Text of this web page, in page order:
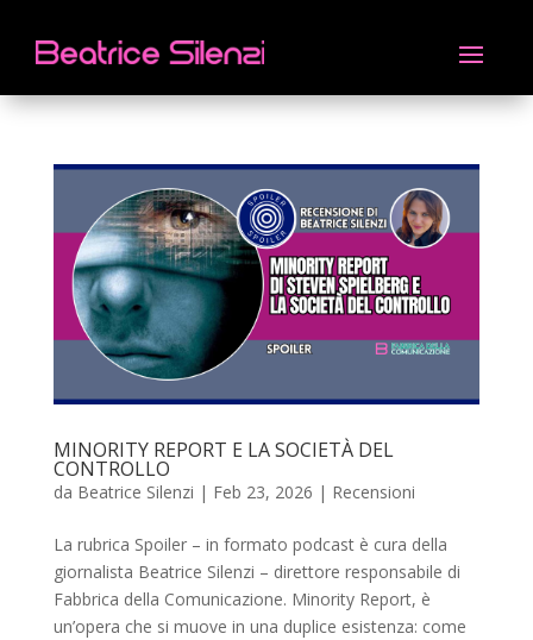
MINORITY REPORT E LA SOCIETÀ DEL
CONTROLLO
da Beatrice Silenzi | Feb 23, 2026 | Recensioni
La rubrica Spoiler – in formato podcast è cura della
giornalista Beatrice Silenzi – direttore responsabile di
Fabbrica della Comunicazione. Minority Report, è
un’opera che si muove in una duplice esistenza: come